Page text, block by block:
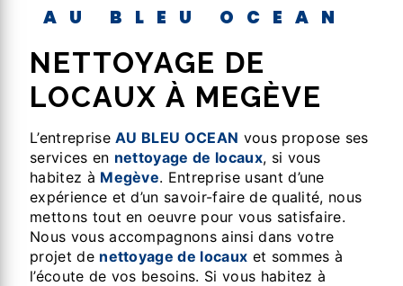
AU BLEU OCEAN
NETTOYAGE DE
LOCAUX À MEGÈVE
L’entrepriseAU BLEU OCEAN vous propose ses
services en nettoyage de locaux, si vous
habitez à Megève. Entreprise usant d’une
expérience et d’un savoir-faire de qualité, nous
mettons tout en oeuvre pour vous satisfaire.
Nous vous accompagnons ainsi dans votre
projet de nettoyage de locaux et sommes à
l’écoute de vos besoins. Si vous habitez à